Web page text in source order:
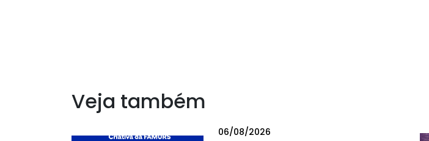
Veja também
06/08/2026